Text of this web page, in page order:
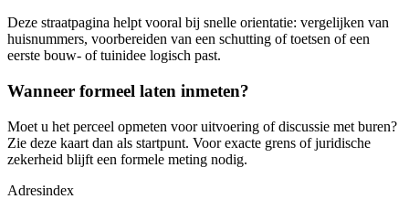
Deze straatpagina helpt vooral bij snelle orientatie: vergelijken van
huisnummers, voorbereiden van een schutting of toetsen of een
eerste bouw- of tuinidee logisch past.
Wanneer formeel laten inmeten?
Moet u het perceel opmeten voor uitvoering of discussie met buren?
Zie deze kaart dan als startpunt. Voor exacte grens of juridische
zekerheid blijft een formele meting nodig.
Adresindex